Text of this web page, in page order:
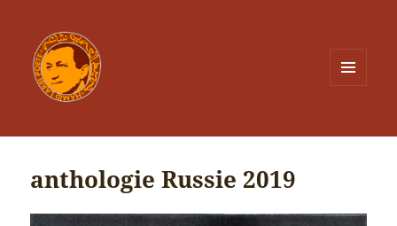
anthologie Russie 2019